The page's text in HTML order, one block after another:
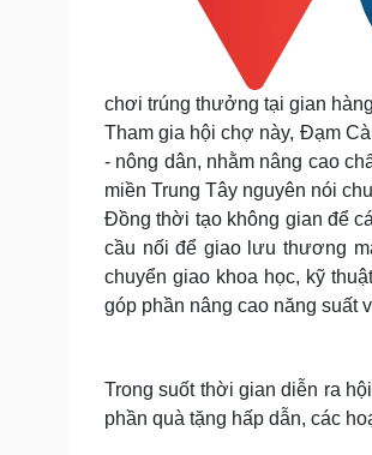
Phòng mạch online
Ăn sạch sống khỏe
chơi trúng thưởng tại gian
Tham gia hội chợ này, Đạm
- nông dân, nhằm nâng cao
miền Trung Tây nguyên nói
Đồng thời tạo không gian để
cầu nối để giao lưu thương
chuyển giao khoa học, kỹ
góp phần nâng cao năng suất
Trong suốt thời gian diễn ra
phần quà tặng hấp dẫn, các